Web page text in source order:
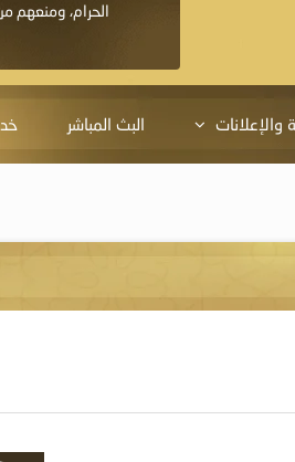
الحرام، ومنعهم
والإعلانات البث المباشر